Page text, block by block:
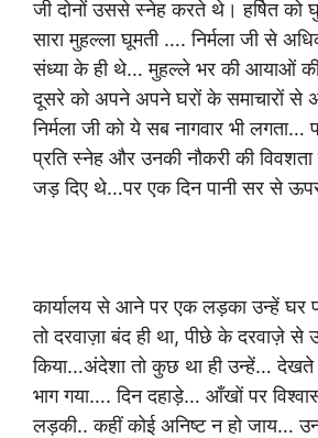
जी दोनों उससे स्नेह करते थे। हर्षित को
सारा मुहल्ला घूमती …. निर्मला जी से
संध्या के ही थे… मुहल्ले भर की आयाओं
दूसरे को अपने अपने घरों के समाचारों से
निर्मला जी को ये सब नागवार भी लगता…
प्रति स्नेह और उनकी नौकरी की
जड़ दिए थे…पर एक दिन पानी सर से
कार्यालय से आने पर एक लड़का उन्हें घर
तो दरवाज़ा बंद ही था, पीछे के दरवाज़े से
किया…अंदेशा तो कुछ था ही उन्हें… देखते
भाग गया…. दिन दहाड़े… आँखों पर
लड़की.. कहीं कोई अनिष्ट न हो जाय…